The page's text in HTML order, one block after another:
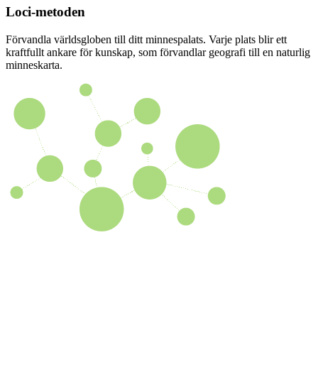
Loci-metoden
Förvandla världsgloben till ditt minnespalats. Varje plats blir ett
kraftfullt ankare för kunskap, som förvandlar geografi till en naturlig
minneskarta.